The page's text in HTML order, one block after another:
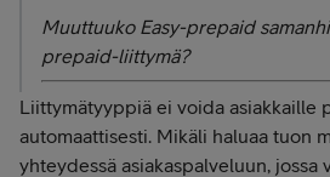
Muuttuuko Easy-prepaid
prepaid-liittymä?
Liittymätyyppiä ei voida asiakkaille
automaattisesti. Mikäli haluaa tuon
yhteydessä asiakaspalveluun, jossa